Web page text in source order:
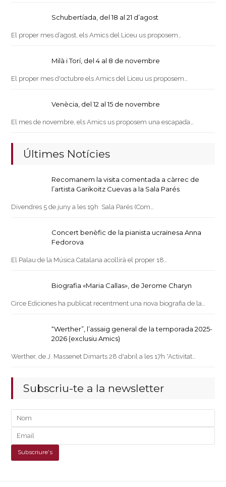
Schubertíada, del 18 al 21 d’agost
El proper mes d’agost, els Amics del Liceu us proposem…
Milà i Torí, del 4 al 8 de novembre
El proper mes d'octubre els Amics del Liceu us proposem…
Venècia, del 12 al 15 de novembre
El mes de novembre, els Amics us proposem una escapada…
Últimes Notícies
Recomanem la visita comentada a càrrec de
l’artista Garikoitz Cuevas a la Sala Parés
Divendres 5 de juny a les 19h Sala Parés (Com…
Concert benèfic de la pianista ucraïnesa Anna
Fedorova
El Palau de la Música Catalana acollirà el proper 18…
Biografia «Maria Callas», de Jerome Charyn
Circe Ediciones ha publicat recentment una nova biografia de la…
“Werther”, l’assaig general de la temporada 2025-
2026 (exclusiu Amics)
Werther, de J. Massenet Dimarts 28 d'abril a les 17h *Activitat…
Subscriu-te a la newsletter